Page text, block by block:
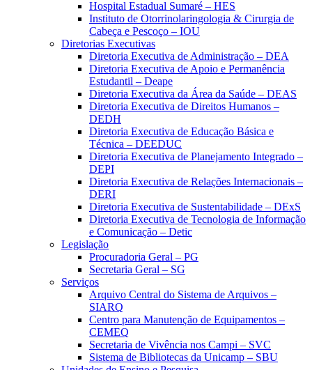
Hospital Estadual Sumaré – HES
Instituto de Otorrinolaringologia & Cirurgia de
Cabeça e Pescoço – IOU
Diretorias Executivas
Diretoria Executiva de Administração – DEA
Diretoria Executiva de Apoio e Permanência
Estudantil – Deape
Diretoria Executiva da Área da Saúde – DEAS
Diretoria Executiva de Direitos Humanos –
DEDH
Diretoria Executiva de Educação Básica e
Técnica – DEEDUC
Diretoria Executiva de Planejamento Integrado –
DEPI
Diretoria Executiva de Relações Internacionais –
DERI
Diretoria Executiva de Sustentabilidade – DExS
Diretoria Executiva de Tecnologia de Informação
e Comunicação – Detic
Legislação
Procuradoria Geral – PG
Secretaria Geral – SG
Serviços
Arquivo Central do Sistema de Arquivos –
SIARQ
Centro para Manutenção de Equipamentos –
CEMEQ
Secretaria de Vivência nos Campi – SVC
Sistema de Bibliotecas da Unicamp – SBU